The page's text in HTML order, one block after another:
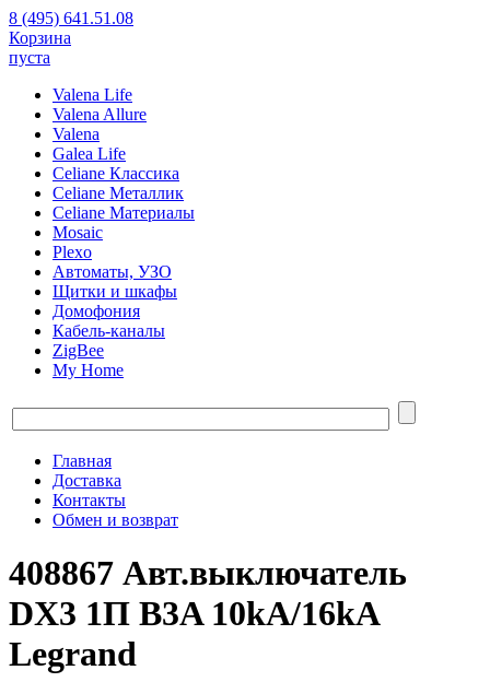
8 (495) 641.51.08
Корзина
пуста
Valena Life
Valena Allure
Valena
Galea Life
Celiane Классика
Celiane Металлик
Celiane Материалы
Mosaic
Plexo
Автоматы, УЗО
Щитки и шкафы
Домофония
Кабель-каналы
ZigBee
My Home
Главная
Доставка
Контакты
Обмен и возврат
408867 Авт.выключатель
DX3 1П B3A 10kA/16kA
Legrand